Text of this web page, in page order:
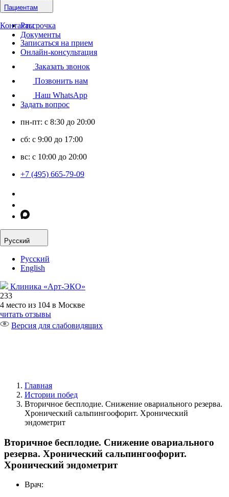
Пациентам
Рассрочка
Документы
Контакты
Записаться на прием
Онлайн-консультация
Заказать звонок
Позвонить нам
Наш WhatsApp
Задать вопрос
пн-пт: с 8:30 до 20:00
сб: с 9:00 до 17:00
вс: с 10:00 до 20:00
+7 (495) 665-79-09
Русский
Русский
English
Клиника «Арт-ЭКО»
233
4 место из 104 в Москве
читать отзывы
Версия для слабовидящих
Главная
Истории побед
Вторичное бесплодие. Снижение овариального резерва.
Хронический сальпингоофорит. Хронический
эндометрит
Вторичное бесплодие. Снижение овариального
резерва. Хронический сальпингоофорит.
Хронический эндометрит
Врач: